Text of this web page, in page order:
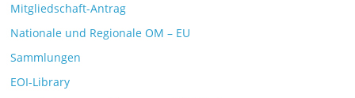
Mitgliedschaft-Antrag
Nationale und Regionale OM – EU
Sammlungen
EOI-Library